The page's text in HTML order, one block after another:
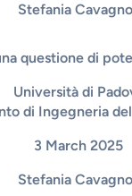
Stefania
questione di
Università di
di Ingegneria
3 March 2025
Stefania